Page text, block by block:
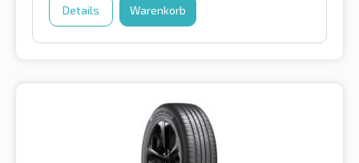
Details Warenkorb